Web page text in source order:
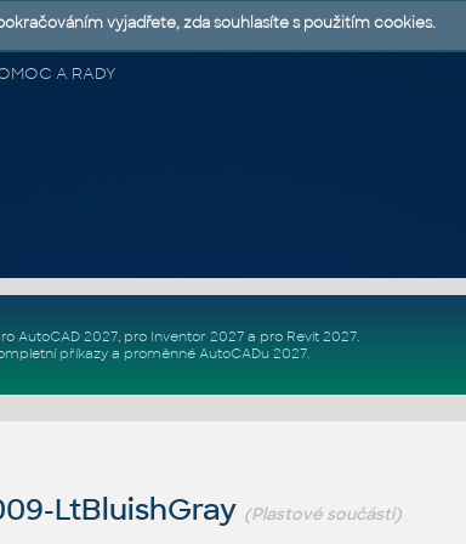
A RADY
AutoCAD 2027, pro Inventor 2027a pro Revit 2027.
příkazya proměnné AutoCADu 2027.
LtBluishGray (Plastové součásti)
vyjadřete, zda souhlasíte s použitím cookies.